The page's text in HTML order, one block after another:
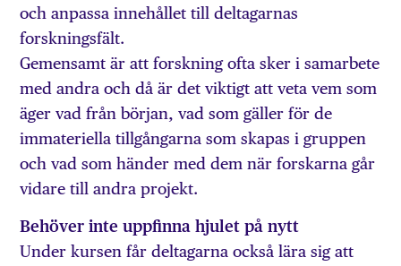
och anpassa innehållet till deltagarnas
forskningsfält.
Gemensamt är att forskning ofta sker i samarbete
med andra och då är det viktigt att veta vem som
äger vad från början, vad som gäller för de
immateriella tillgångarna som skapas i gruppen
och vad som händer med dem när forskarna går
vidare till andra projekt.
Behöver inte uppfinna hjulet på nytt
Under kursen får deltagarna också lära sig att